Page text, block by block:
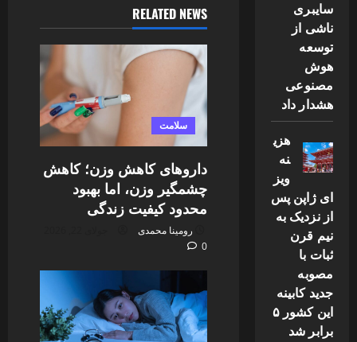
RELATED NEWS
سلامت
داروهای کاهش وزن؛ کاهش
چشمگیر وزن، اما بهبود
محدود کیفیت زندگی
رومینا محمدی
0
سایبری
ناشی از
توسعه
هوش
مصنوعی
هشدار داد
هزی
نه
ویز
ای ژاپن پس
از نزدیک به
نیم قرن
ثبات با
مصوبه
جدید کابینه
این کشور ۵
برابر شد